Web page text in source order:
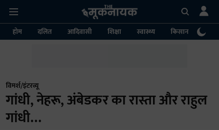
होम दलित आदिवासी शिक्षा स्वास्थ्य किसान
विमर्श/इंटरव्यू
गांधी, नेहरू, अंबेडकर का रास्ता और राहुल
गांधी…